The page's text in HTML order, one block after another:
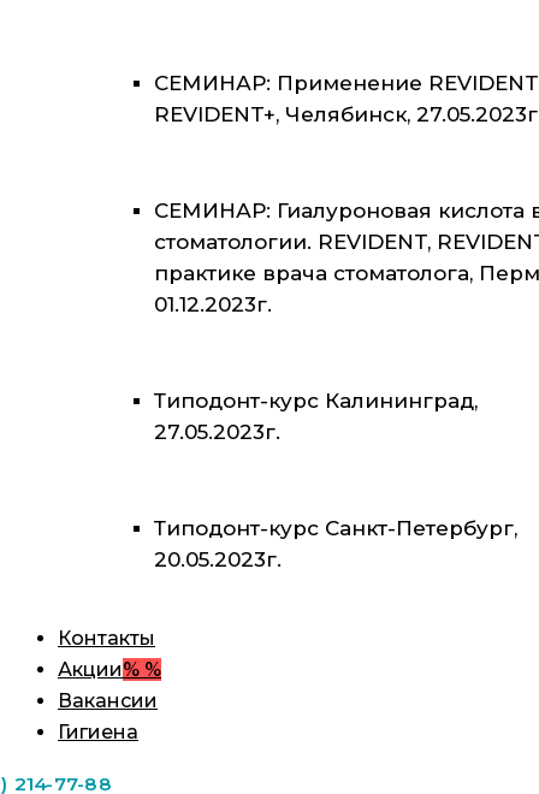
СЕМИНАР: Применение
REVIDENT+, Челябинск,
СЕМИНАР: Гиалуроновая кислота
стоматологии. REVIDENT,
практике врача стоматолога,
01.12.2023г.
Типодонт-курс Калининград,
27.05.2023г.
Типодонт-курс Санкт-Петербург,
20.05.2023г.
Контакты
Акции% %
Вакансии
Гигиена
214-77-88